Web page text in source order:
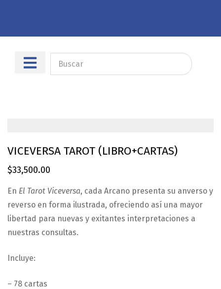
VICEVERSA TAROT (LIBRO+CARTAS)
$33,500.00
En El Tarot Viceversa, cada Arcano presenta su anverso y
reverso en forma ilustrada, ofreciendo así una mayor
libertad para nuevas y exitantes interpretaciones a
nuestras consultas.
Incluye:
– 78 cartas